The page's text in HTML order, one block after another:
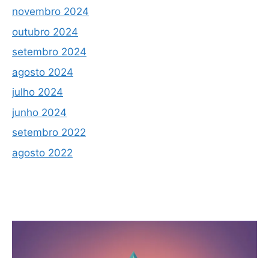
novembro 2024
outubro 2024
setembro 2024
agosto 2024
julho 2024
junho 2024
setembro 2022
agosto 2022